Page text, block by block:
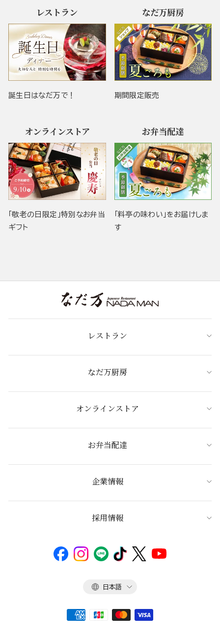
レストラン
誕生日はなだ万で！
なだ万厨房
期間限定販売
オンラインストア
「敬老の日限定」特別なお弁当
ギフト
お弁当配達
「料亭の味わい」をお届けしま
す
レストラン
なだ万厨房
オンラインストア
お弁当配達
企業情報
採用情報
言
日本語